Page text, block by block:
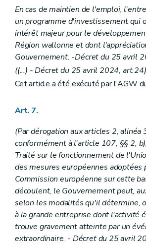
En cas de maintien de l'emploi,
un programme d'investissement qui
intérêt majeur pour le
Région wallonne et dont
Gouvernement. -Décret du 25 avril
((...) - Décret du 25 avril 2024, art.24)
Cet article a été exécuté par l'AGW
Art. 7.
(Par dérogation aux articles 2, alinéa
conformément à l'article 107, §§ 2,
Traité sur le fonctionnement de
des mesures européennes adoptées
Commission européenne sur cette
découlent, le Gouvernement peut,
selon les modalités qu'il détermine,
à la grande entreprise dont l'activité
trouve gravement atteinte par un
extraordinaire. - Décret du 25 avril